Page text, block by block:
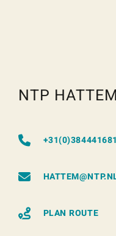
NTP HATTEM
+31(0)384441681
PLAN ROUTE